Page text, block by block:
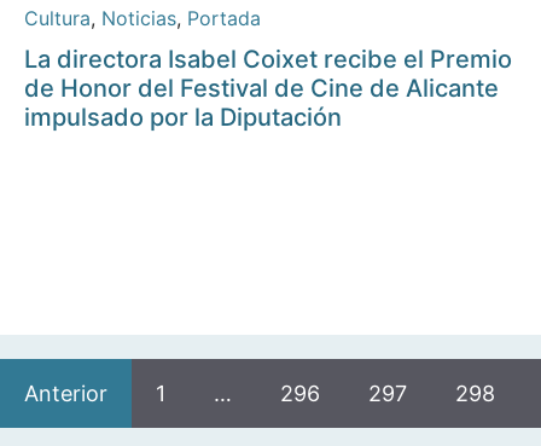
Cultura, Noticias, Portada
La directora Isabel Coixet recibe el Premio
de Honor del Festival de Cine de Alicante
impulsado por la Diputación
Anterior 1 … 296 297 298